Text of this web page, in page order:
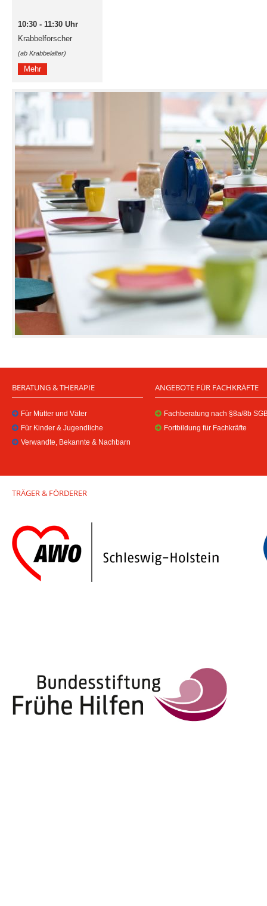
10:30 - 11:30 Uhr
Krabbelforscher
(ab Krabbelalter)
Mehr
BERATUNG & THERAPIE
Für Mütter und Väter
Für Kinder & Jugendliche
Verwandte, Bekannte & Nachbarn
ANGEBOTE FÜR FACHKRÄFTE
Fachberatung nach §8a/8b
Fortbildung für Fachkräfte
TRÄGER & FÖRDERER